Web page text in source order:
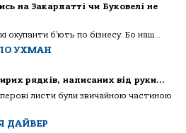
на Закарпатті чи Буковелі не
окупанти б’ють по бізнесу. Бо наш...
УХМАН
рядків, написаних від руки…
листи були звичайною частиною
ДАЙВЕР